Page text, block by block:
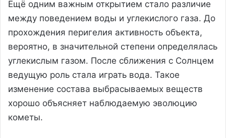
Ещё одним важным открытием стало различие
между поведением воды и углекислого газа. До
прохождения перигелия активность объекта,
вероятно, в значительной степени определялась
углекислым газом. После сближения с Солнцем
ведущую роль стала играть вода. Такое
изменение состава выбрасываемых веществ
хорошо объясняет наблюдаемую эволюцию
кометы.